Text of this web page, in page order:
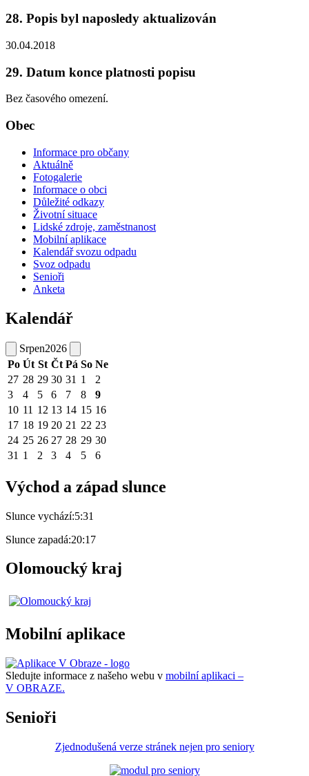
28. Popis byl naposledy aktualizován
30.04.2018
29. Datum konce platnosti popisu
Bez časového omezení.
Obec
Informace pro občany
Aktuálně
Fotogalerie
Informace o obci
Důležité odkazy
Životní situace
Lidské zdroje, zaměstnanost
Mobilní aplikace
Kalendář svozu odpadu
Svoz odpadu
Senioři
Anketa
Kalendář
Srpen2026
Po Út St Čt Pá So Ne
27 28 29 30 31 1
2
3
4 5 6 7 8
9
10 11 12 13 14 15 16
17 18 19 20 21 22 23
24 25 26 27 28 29 30
31 1 2 3 4 5 6
Východ a západ slunce
Slunce vychází:5:31
Slunce zapadá:20:17
Olomoucký kraj
Mobilní aplikace
Sledujte informace z našeho webu v mobilní aplikaci –
V OBRAZE.
Senioři
Zjednodušená verze stránek nejen pro seniory